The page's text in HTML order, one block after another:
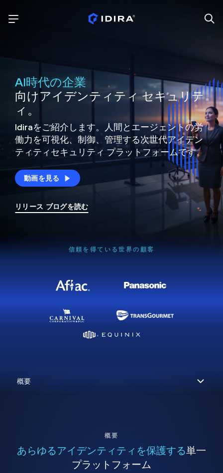
AI時代の企業
向けアイデンティティ セキュリテ
ィ。
Idiraをご紹介します。人間とエージェントの労
働力を可視化、制御、 管理する次世代アイデン
ティティセキュリティ プラットフォームです。
動画を見る
リリース ブログを読む
信頼を得ている世界の顧客
概要
あらゆるアイデンティティを保護する単一
プラットフォーム